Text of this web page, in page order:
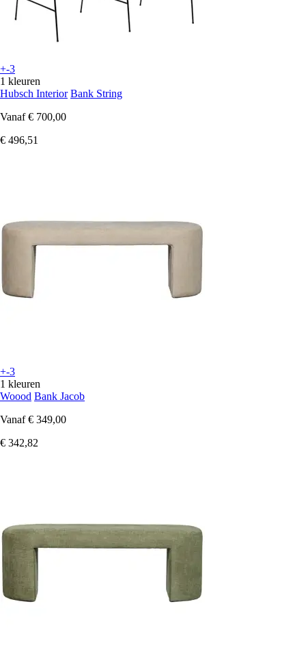
+-3
1 kleuren
Hubsch Interior Bank String
Vanaf € 700,00
€ 496,51
+-3
1 kleuren
Woood Bank Jacob
Vanaf € 349,00
€ 342,82